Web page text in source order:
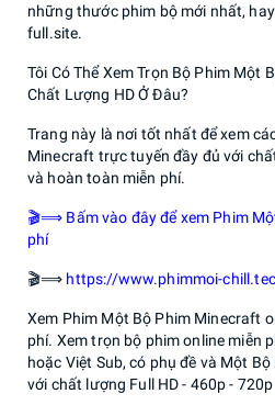
những thước phim bộ mới nhất,
full.site.
Tôi Có Thể Xem Trọn Bộ Phim Một
Chất Lượng HD Ở Đâu?
Trang này là nơi tốt nhất để xem
Minecraft trực tuyến đầy đủ với
và hoàn toàn miễn phí.
🎬⟹ Bấm vào đây để xem Phim
phí
🎬⟹ https://www.phimmoi-
Xem Phim Một Bộ Phim Minecraft
phí. Xem trọn bộ phim online miễn
hoặc Việt Sub, có phụ đề và Một
với chất lượng Full HD - 460p -